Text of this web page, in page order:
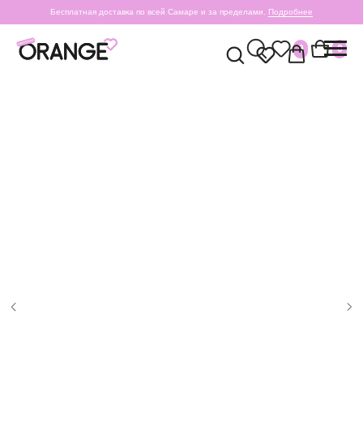
0 0
Бесплатная доставка по всей Самаре и за пределами. Подробнее